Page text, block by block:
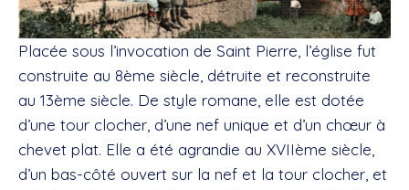
Placée sous l’invocation de Saint Pierre, l’église fut
construite au 8ème siècle, détruite et reconstruite
au 13ème siècle. De style romane, elle est dotée
d’une tour clocher, d’une nef unique et d’un chœur à
chevet plat. Elle a été agrandie au XVIIème siècle,
d’un bas-côté ouvert sur la nef et la tour clocher, et